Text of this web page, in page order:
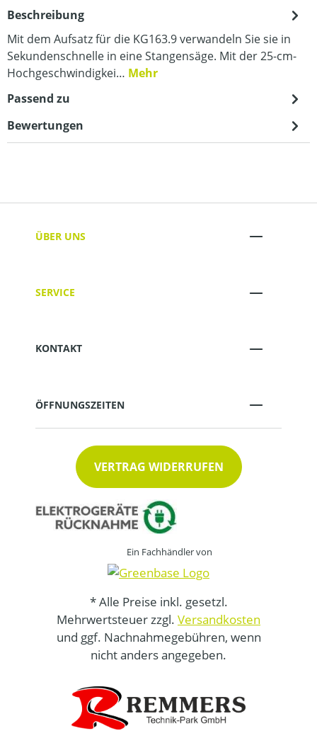
Beschreibung
Mit dem Aufsatz für die KG163.9 verwandeln Sie sie in
Sekundenschnelle in eine Stangensäge. Mit der 25-cm-
Hochgeschwindigkei… Mehr
Passend zu
Bewertungen
ÜBER UNS
SERVICE
KONTAKT
ÖFFNUNGSZEITEN
VERTRAG WIDERRUFEN
Ein Fachhändler von
* Alle Preise inkl. gesetzl.
Mehrwertsteuer zzgl. Versandkosten
und ggf. Nachnahmegebühren, wenn
nicht anders angegeben.